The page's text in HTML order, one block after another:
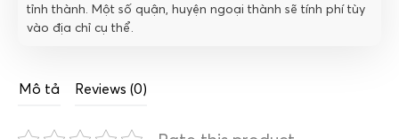
tỉnh thành. Một số quận, huyện ngoại thành sẽ tính phí tùy
vào địa chỉ cụ thể.
Mô tả Reviews (0)